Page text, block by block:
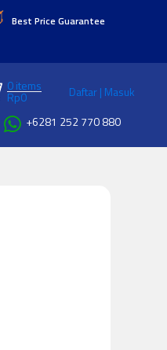
Best Price Guarantee
0 items
Rp0
Daftar | Masuk
+6281 252 770 880